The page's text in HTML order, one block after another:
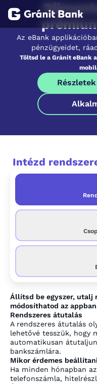
Vállalkozásoknak
Fiataloknak
Befektetőknek
Kapcsolat
Az eBank
pénzügyeidet,
Töltsd le a Gránit eBank
Intézd
Állítsd be egyszer, utalj
módosíthatod az
Rendszeres átutalás
A rendszeres átutalás
lehetővé tesszük, hogy
automatikusan
bankszámlára.
Mikor érdemes
Ha minden hónapban
telefonszámla,